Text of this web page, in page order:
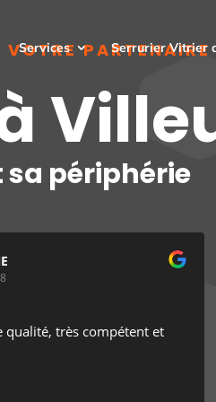
Services Serrurier Vitrier
PARTENAIRE
sa périphérie
qualité, très compétent et